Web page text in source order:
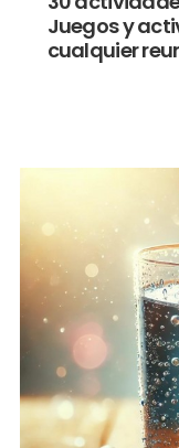
Juegos y
cualquier